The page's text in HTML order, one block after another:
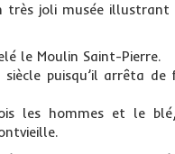
très joli musée illustrant
le Moulin Saint-Pierre.
puisqu’il arrêta de
les hommes et le